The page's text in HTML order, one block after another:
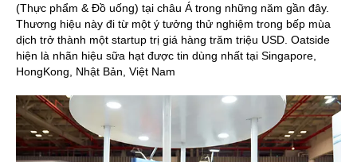
(Thực phẩm & Đồ uống) tại châu Á trong những năm gần đây.
Thương hiệu này đi từ một ý tưởng thử nghiệm trong bếp mùa
dịch trở thành một startup trị giá hàng trăm triệu USD. Oatside
hiện là nhãn hiệu sữa hạt được tin dùng nhất tại Singapore,
HongKong, Nhật Bản, Việt Nam